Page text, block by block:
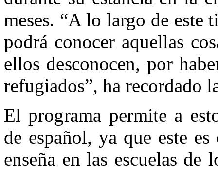
meses. “A lo largo de este
podrá conocer aquellas
ellos desconocen, por
refugiados”, ha recordado
El programa permite a
de español, ya que este
enseña en las escuelas de